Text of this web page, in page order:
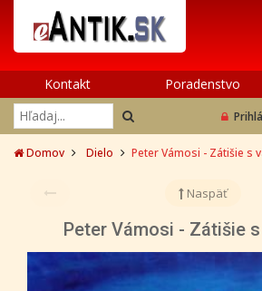
Kontakt Poradenstvo
Domov Dielo Peter Vámosi - Zátišie s
Naspäť
Peter Vámosi - Zátišie